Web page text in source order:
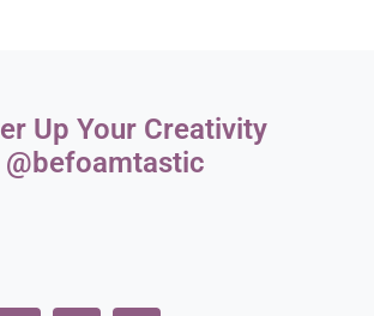
Up Your Creativity
@befoamtastic